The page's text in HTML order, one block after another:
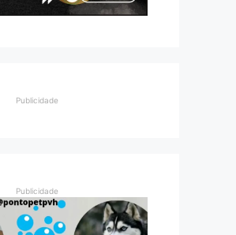
Publicidade
Publicidade